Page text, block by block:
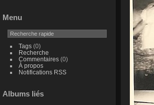
Menu
Tags(0)
Recherche
Commentaires(0)
À propos
Notifications RSS
Albums liés